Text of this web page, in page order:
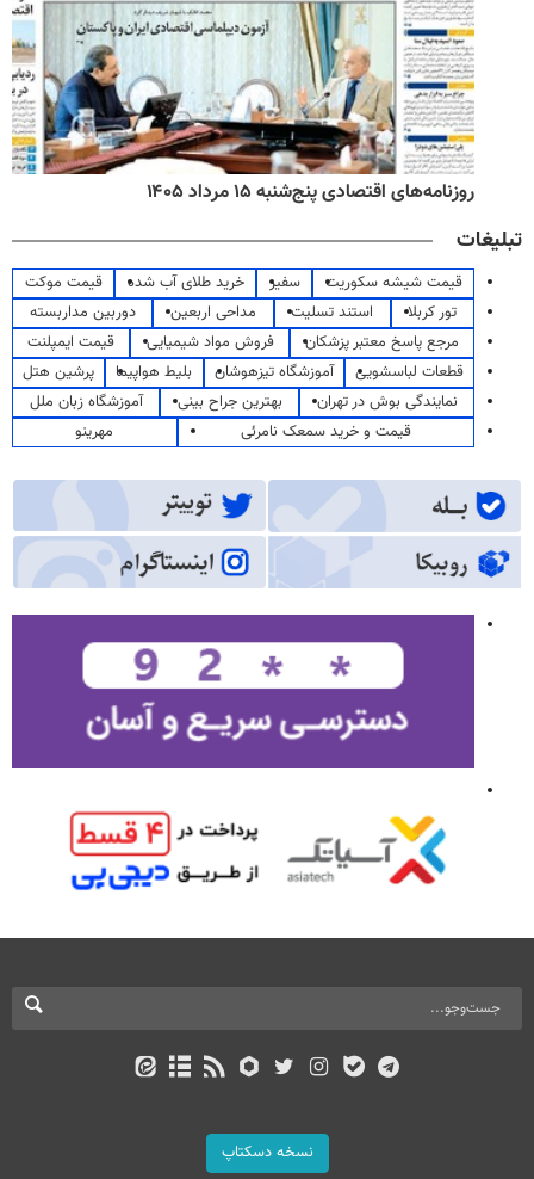
روزنامه‌های اقتصادی پنج‌شنبه ۱۵ مرداد ۱۴۰۵
تبلیغات
قیمت شیشه سکوریت سفیر خرید طلای آب شده
قیمت موکت
تور کربلا
استند تسلیت مداحی اربعین
دوربین مداربسته
مرجع پاسخ معتبر پزشکان
فروش مواد شیمیایی
قیمت ایمپلنت
قطعات لباسشویی
آموزشگاه تیزهوشان بلیط هواپیما
پرشین هتل
نمایندگی بوش در تهران
بهترین جراح بینی
آموزشگاه زبان ملل
قیمت و خرید سمعک نامرئی
مهرینو
نسخه دسکتاپ